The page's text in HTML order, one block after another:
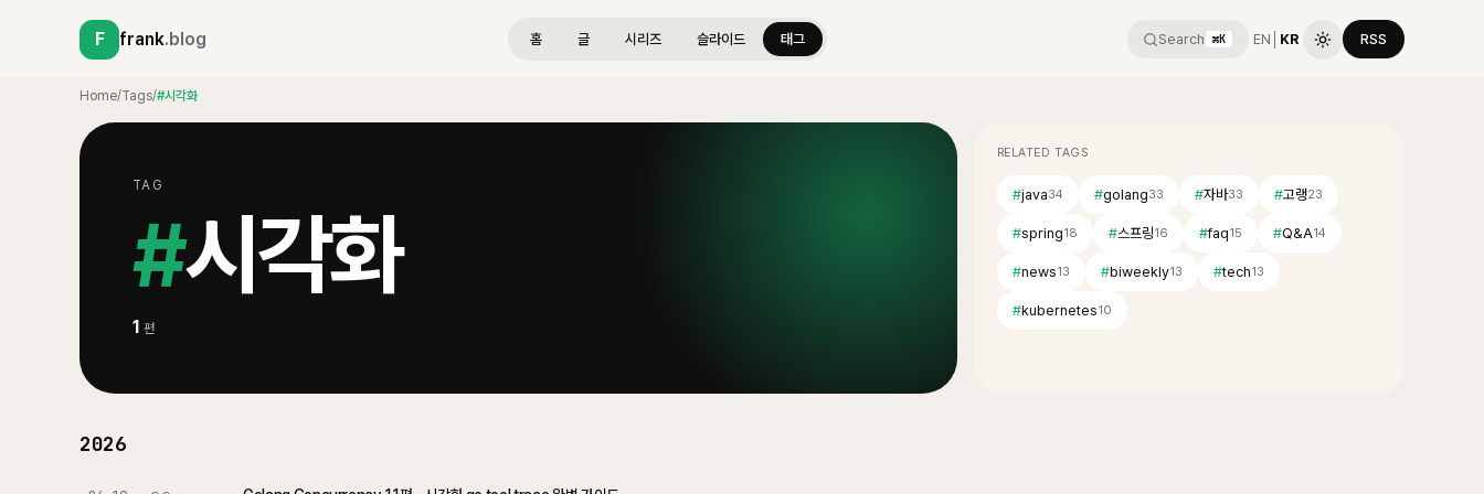
F frank.blog 홈 글 시리즈 슬라이드 태그 Search ⌘K EN KR RSS
Home/Tags/#시각화
TAG
#시각화
1 편
RELATED TAGS
#java34 #golang33 #자바33 #고랭23
#spring18 #스프링16 #faq15 #Q&A14
#news13 #biweekly13 #tech13
#kubernetes10
2026